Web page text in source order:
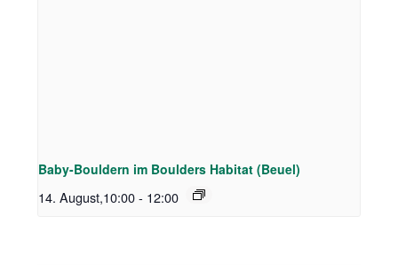
Baby-Bouldern im Boulders Habitat (Beuel)
14. August,10:00 - 12:00